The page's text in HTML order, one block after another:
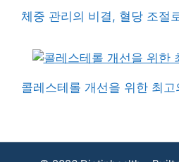
체중 관리의 비결, 혈당 조절
콜레스테롤 개선을 위한 최